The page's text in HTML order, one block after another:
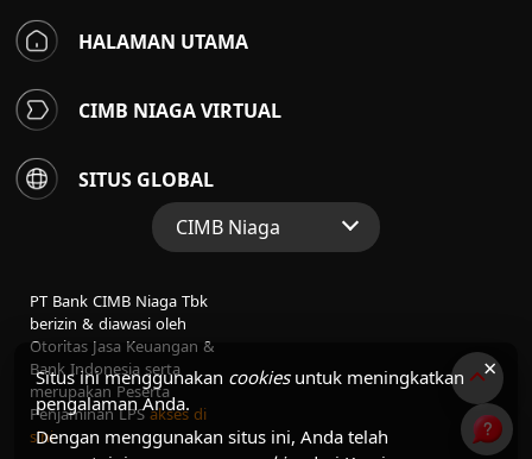
×
Situs ini menggunakan cookiesuntuk meningkatkan
pengalaman Anda.
Dengan menggunakan situs ini, Anda telah
HALAMAN UTAMA
CIMB NIAGA VIRTUAL
SITUS GLOBAL
CIMB Niaga
Perbankan Konsumen
Perbankan Syariah
PT Bank CIMB Niaga Tbk
berizin & diawasi oleh
Otoritas Jasa Keuangan &
Bank Indonesia serta
merupakan Peserta
Penjaminan LPSakses di
sini